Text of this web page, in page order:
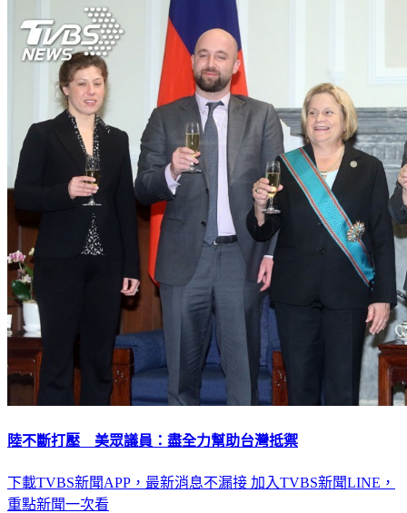
陸不斷打壓 美眾議員：盡全力幫助台灣抵禦
下載TVBS新聞APP，最新消息不漏接 加入TVBS新聞LINE，
重點新聞一次看